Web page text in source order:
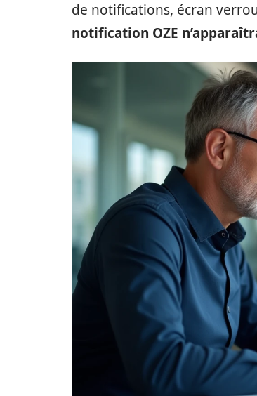
de notifications, écran
notification OZE